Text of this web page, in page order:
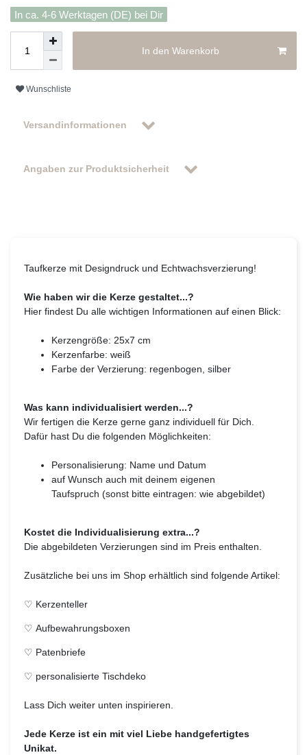
In ca. 4-6 Werktagen (DE) bei Dir
In den Warenkorb
Wunschliste
Versandinformationen
Angaben zur Produktsicherheit
Taufkerze mit Designdruck und Echtwachsverzierung!
Wie haben wir die Kerze gestaltet...?
Hier findest Du alle wichtigen Informationen auf einen Blick:
Kerzengröße: 25x7 cm
Kerzenfarbe: weiß
Farbe der Verzierung: regenbogen, silber
Was kann individualisiert werden...?
Wir fertigen die Kerze gerne ganz individuell für Dich.
Dafür hast Du die folgenden Möglichkeiten:
Personalisierung: Name und Datum
auf Wunsch auch mit deinem eigenen
Taufspruch (sonst bitte eintragen: wie abgebildet)
Kostet die Individualisierung extra...?
Die abgebildeten Verzierungen sind im Preis enthalten.
Zusätzliche bei uns im Shop erhältlich sind folgende Artikel:
♡ Kerzenteller
♡ Aufbewahrungsboxen
♡ Patenbriefe
♡ personalisierte Tischdeko
Lass Dich weiter unten inspirieren.
Jede Kerze ist ein mit viel Liebe handgefertigtes
Unikat.